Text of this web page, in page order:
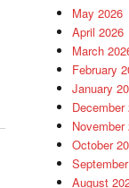
May 2026
April 2026
March
February
January
December
November
October
August